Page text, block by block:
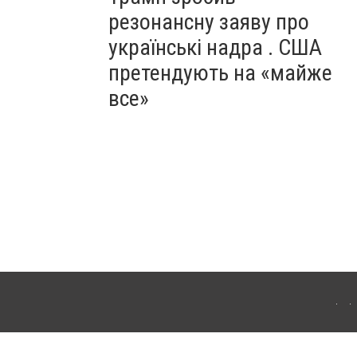
резонансну заяву про
українські надра . США
претендують на «майже
все»